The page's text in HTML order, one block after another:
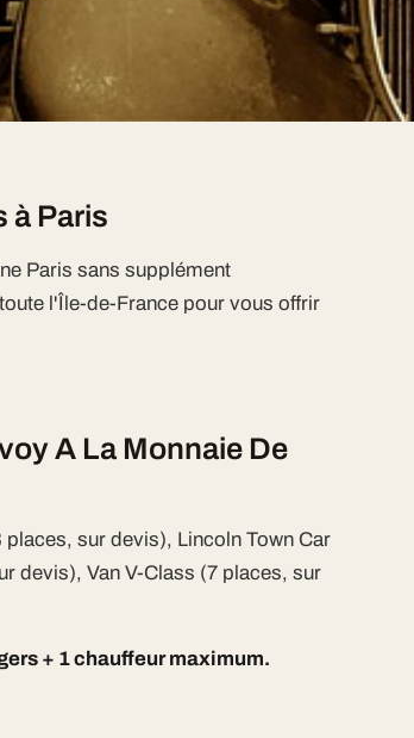
rien ne vaut une vraie limousine de
flotte premium 7j/7 dans toute
à Paris
Paris sans supplément
l'Île-de-France pour vous offrir
A La Monnaie De
sur devis), Lincoln Town Car
devis), Van V-Class (7 places, sur
+ 1 chauffeur maximum.